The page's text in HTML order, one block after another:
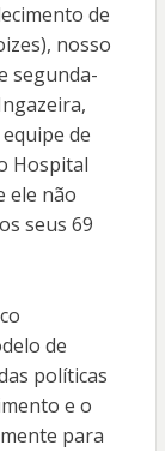
de
nosso
segunda-
de
Hospital
ele não
seus 69
de
políticas
e o
para